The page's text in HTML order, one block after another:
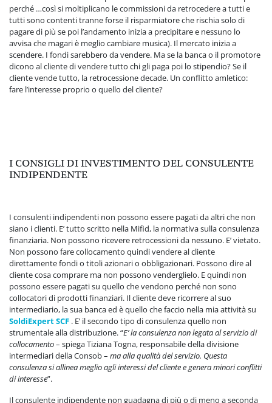
perché …così si moltiplicano le commissioni da retrocedere a tutti e
tutti sono contenti tranne forse il risparmiatore che rischia solo di
pagare di più se poi l’andamento inizia a precipitare e nessuno lo
avvisa che magari è meglio cambiare musica). Il mercato inizia a
scendere. I fondi sarebbero da vendere. Ma se la banca o il promotore
dicono al cliente di vendere tutto chi gli paga poi lo stipendio? Se il
cliente vende tutto, la retrocessione decade. Un conflitto amletico:
fare l’interesse proprio o quello del cliente?
I CONSIGLI DI INVESTIMENTO DEL CONSULENTE
INDIPENDENTE
I consulenti indipendenti non possono essere pagati da altri che non
siano i clienti. E’ tutto scritto nella Mifid, la normativa sulla consulenza
finanziaria. Non possono ricevere retrocessioni da nessuno. E’ vietato.
Non possono fare collocamento quindi vendere al cliente
direttamente fondi o titoli azionari o obbligazionari. Possono dire al
cliente cosa comprare ma non possono venderglielo. E quindi non
possono essere pagati su quello che vendono perché non sono
collocatori di prodotti finanziari. Il cliente deve ricorrere al suo
intermediario, la sua banca ed è quello che faccio nella mia attività su
SoldiExpert SCF . E’ il secondo tipo di consulenza quello non
strumentale alla distribuzione. “E’ la consulenza non legata al servizio di
collocamento– spiega Tiziana Togna, responsabile della divisione
intermediari della Consob – ma alla qualità del servizio. Questa
consulenza si allinea meglio agli interessi del cliente e genera minori conflitti
di interesse”.
Il consulente indipendente non guadagna di più o di meno a seconda